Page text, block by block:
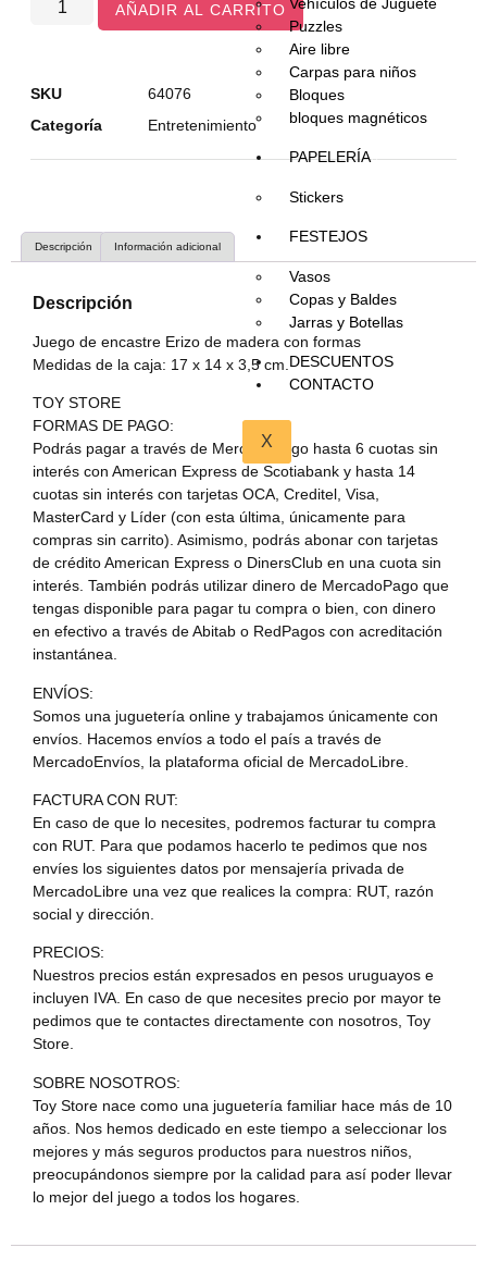
Puzzles
Aire libre
Carpas para niños
Bloques
bloques magnéticos
PAPELERÍA
Stickers
FESTEJOS
Vasos
Copas y Baldes
Jarras y Botellas
DESCUENTOS
CONTACTO
X
AÑADIR AL CARRITO
SKU
64076
Categoría
Entretenimiento
Descripción Información adicional
Descripción
Juego de encastre Erizo de madera con formas
Medidas de la caja: 17 x 14 x 3,5 cm.
TOY STORE
FORMAS DE PAGO:
Podrás pagar a través de MercadoPago hasta 6 cuotas sin
interés con American Express de Scotiabank y hasta 14
cuotas sin interés con tarjetas OCA, Creditel, Visa,
MasterCard y Líder (con esta última, únicamente para
compras sin carrito). Asimismo, podrás abonar con tarjetas
de crédito American Express o DinersClub en una cuota sin
interés. También podrás utilizar dinero de MercadoPago que
tengas disponible para pagar tu compra o bien, con dinero
en efectivo a través de Abitab o RedPagos con acreditación
instantánea.
ENVÍOS:
Somos una juguetería online y trabajamos únicamente con
envíos. Hacemos envíos a todo el país a través de
MercadoEnvíos, la plataforma oficial de MercadoLibre.
FACTURA CON RUT:
En caso de que lo necesites, podremos facturar tu compra
con RUT. Para que podamos hacerlo te pedimos que nos
envíes los siguientes datos por mensajería privada de
MercadoLibre una vez que realices la compra: RUT, razón
social y dirección.
PRECIOS:
Nuestros precios están expresados en pesos uruguayos e
incluyen IVA. En caso de que necesites precio por mayor te
pedimos que te contactes directamente con nosotros, Toy
Store.
SOBRE NOSOTROS:
Toy Store nace como una juguetería familiar hace más de 10
años. Nos hemos dedicado en este tiempo a seleccionar los
mejores y más seguros productos para nuestros niños,
preocupándonos siempre por la calidad para así poder llevar
lo mejor del juego a todos los hogares.